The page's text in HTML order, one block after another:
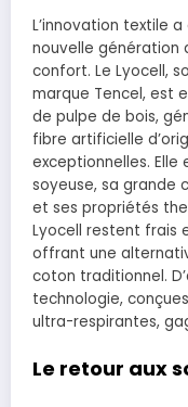
L’innovation textile
nouvelle génération
confort. Le Lyocell,
marque Tencel, est
de pulpe de bois,
fibre artificielle
exceptionnelles.
soyeuse, sa grande
et ses propriétés
Lyocell restent frais
offrant une
coton traditionnel.
technologie,
ultra-respirantes,
Le retour aux